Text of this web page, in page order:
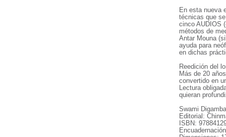
En esta nueva
técnicas que
cinco AUDIOS
métodos de
Antar Mouna
ayuda para
en dichas
Reedición del
Más de 20
convertido en
Lectura
quieran
Swami
Editorial:
ISBN: